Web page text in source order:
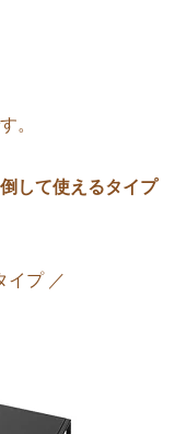
。
して使えるタイプ
イプ ／